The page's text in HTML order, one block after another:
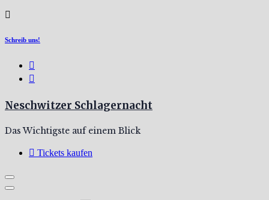
Schreib uns!
Neschwitzer Schlagernacht
Das Wichtigste auf einem Blick
Tickets kaufen